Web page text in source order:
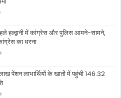
हल्द्वानी में कांग्रेस और पुलिस आमने-सामने,
का धरना
पेंशन लाभार्थियों के खातों में पहुंची 146.32